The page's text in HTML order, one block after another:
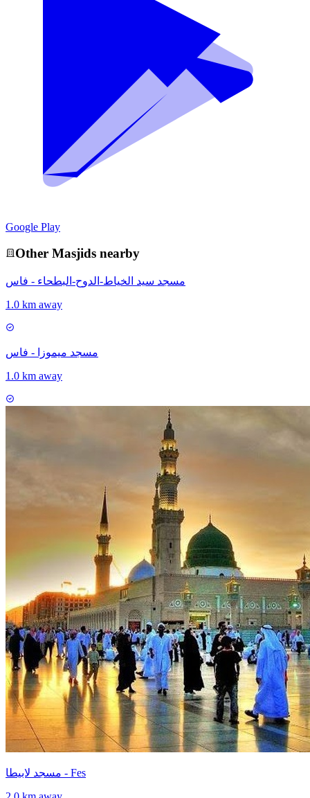
Google Play
Other Masjids nearby
مسجد سيد الخياط-الدوح-البطحاء - فاس
1.0 km away
مسجد ميموزا - فاس
1.0 km away
مسجد لابيطا - Fes